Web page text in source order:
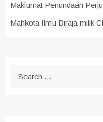
Maklumat Penundaan
Mahkota Ilmu Diraja milik